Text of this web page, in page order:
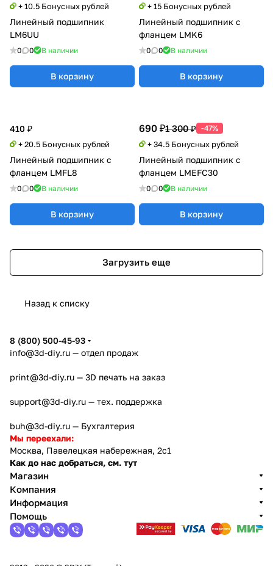
+ 10.5 Бонусных рублей
Линейный подшипник
LM6UU
0 0 В наличии
В корзину
+ 15 Бонусных рублей
Линейный подшипник с
фланцем LMK6
0 0 В наличии
В корзину
410 ₽
+ 20.5 Бонусных рублей
Линейный подшипник с
фланцем LMFL8
0 0 В наличии
В корзину
690 ₽1 300 ₽ -47%
+ 34.5 Бонусных рублей
Линейный подшипник с
фланцем LMEFC30
0 0 В наличии
В корзину
Загрузить еще
Назад к списку
8 (800) 500-45-93
info@3d-diy.ru — отдел продаж
print@3d-diy.ru — 3D печать на заказ
support@3d-diy.ru — тех. поддержка
buh@3d-diy.ru — Бухгалтерия
Мы переехали:
Москва, Павелецкая набережная, 2с1
Как до нас добраться, см. тут
Магазин
Компания
Информация
Помощь